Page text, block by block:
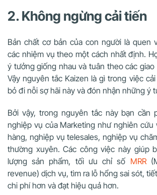
2. Không ngừng cải tiến
Bản chất cơ bản của con người là quen
các nhiệm vụ theo một cách nhất định.
ý tưởng giống nhau và tuân theo các
Vậy nguyên tắc Kaizen là gì trong việc
bỏ đi nỗi sợ hãi này và đón nhận những ý
Bởi vậy, trong nguyên tắc này bạn cần
nghiệp vụ của Marketing như nghiên cứu
hàng, nghiệp vụ telesales, nghiệp vụ
thường xuyên. Các công việc này giúp
lượng sản phẩm, tối ưu chỉ số MRR
revenue) dịch vụ, tìm ra lỗ hổng sai sót,
chi phí hơn và đạt hiệu quả hơn.